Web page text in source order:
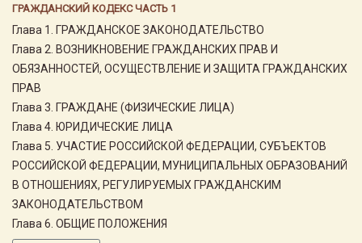
ГРАЖДАНСКИЙ КОДЕКС ЧАСТЬ 1
Глава 1. ГРАЖДАНСКОЕ ЗАКОНОДАТЕЛЬСТВО
Глава 2. ВОЗНИКНОВЕНИЕ ГРАЖДАНСКИХ ПРАВ И
ОБЯЗАННОСТЕЙ, ОСУЩЕСТВЛЕНИЕ И ЗАЩИТА ГРАЖДАНСКИХ
ПРАВ
Глава 3. ГРАЖДАНЕ (ФИЗИЧЕСКИЕ ЛИЦА)
Глава 4. ЮРИДИЧЕСКИЕ ЛИЦА
Глава 5. УЧАСТИЕ РОССИЙСКОЙ ФЕДЕРАЦИИ, СУБЪЕКТОВ
РОССИЙСКОЙ ФЕДЕРАЦИИ, МУНИЦИПАЛЬНЫХ ОБРАЗОВАНИЙ
В ОТНОШЕНИЯХ, РЕГУЛИРУЕМЫХ ГРАЖДАНСКИМ
ЗАКОНОДАТЕЛЬСТВОМ
Глава 6. ОБЩИЕ ПОЛОЖЕНИЯ